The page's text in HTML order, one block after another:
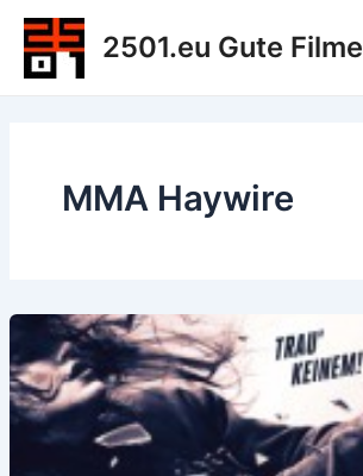
Zum
Inhalt
springen
2501.eu Gute Filme
MMA Haywire